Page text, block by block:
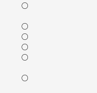
○
○
○
○
○
○